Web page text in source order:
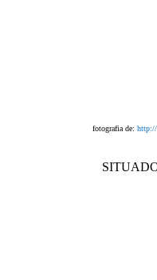
fotografia de: http://